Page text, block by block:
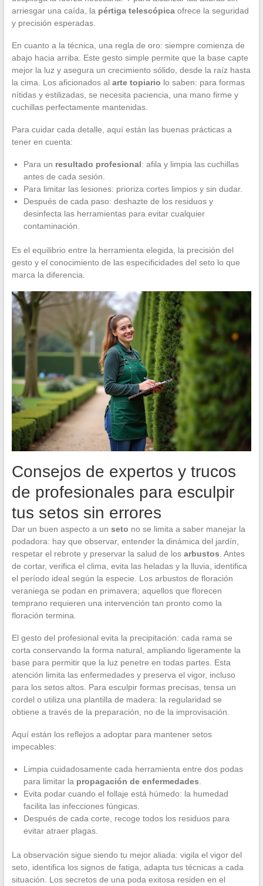
arriesgar una caída, la pértiga telescópicaofrece la seguridad
y precisión esperadas.
En cuanto a la técnica, una regla de oro: siempre comienza de
abajo hacia arriba. Este gesto simple permite que la base capte
mejor la luz y asegura un crecimiento sólido, desde la raíz hasta
la cima. Los aficionados al arte topiario lo saben: para formas
nítidas y estilizadas, se necesita paciencia, una mano firme y
cuchillas perfectamente mantenidas.
Para cuidar cada detalle, aquí están las buenas prácticas a
tener en cuenta:
Para un resultado profesional: afila y limpia las cuchillas
antes de cada sesión.
Para limitar las lesiones: prioriza cortes limpios y sin dudar.
Después de cada paso: deshazte de los residuos y
desinfecta las herramientas para evitar cualquier
contaminación.
Es el equilibrio entre la herramienta elegida, la precisión del
gesto y el conocimiento de las especificidades del seto lo que
marca la diferencia.
Consejos de expertos y trucos
de profesionales para esculpir
tus setos sin errores
Dar un buen aspecto a un seto no se limita a saber manejar la
podadora: hay que observar, entender la dinámica del jardín,
respetar el rebrote y preservar la salud de los arbustos . Antes
de cortar, verifica el clima, evita las heladas y la lluvia, identifica
el período ideal según la especie. Los arbustos de floración
veraniega se podan en primavera; aquellos que florecen
temprano requieren una intervención tan pronto como la
floración termina.
El gesto del profesional evita la precipitación: cada rama se
corta conservando la forma natural, ampliando ligeramente la
base para permitir que la luz penetre en todas partes. Esta
atención limita las enfermedades y preserva el vigor, incluso
para los setos altos. Para esculpir formas precisas, tensa un
cordel o utiliza una plantilla de madera: la regularidad se
obtiene a través de la preparación, no de la improvisación.
Aquí están los reflejos a adoptar para mantener setos
impecables:
Limpia cuidadosamente cada herramienta entre dos podas
para limitar la propagación de enfermedades
Evita podar cuando el follaje está húmedo: la humedad
facilita las infecciones fúngicas.
Después de cada corte, recoge todos los residuos para
evitar atraer plagas.
La observación sigue siendo tu mejor aliada: vigila el vigor del
seto, identifica los signos de fatiga, adapta tus técnicas a cada
situación. Los secretos de una poda exitosa residen en el